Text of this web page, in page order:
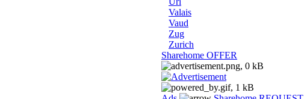
Valais
Vaud
Zug
Zurich
Sharehome OFFER